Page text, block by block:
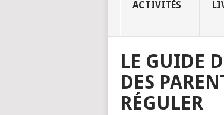
ACTIVITÉS
LE GUIDE
DES
RÉGULER